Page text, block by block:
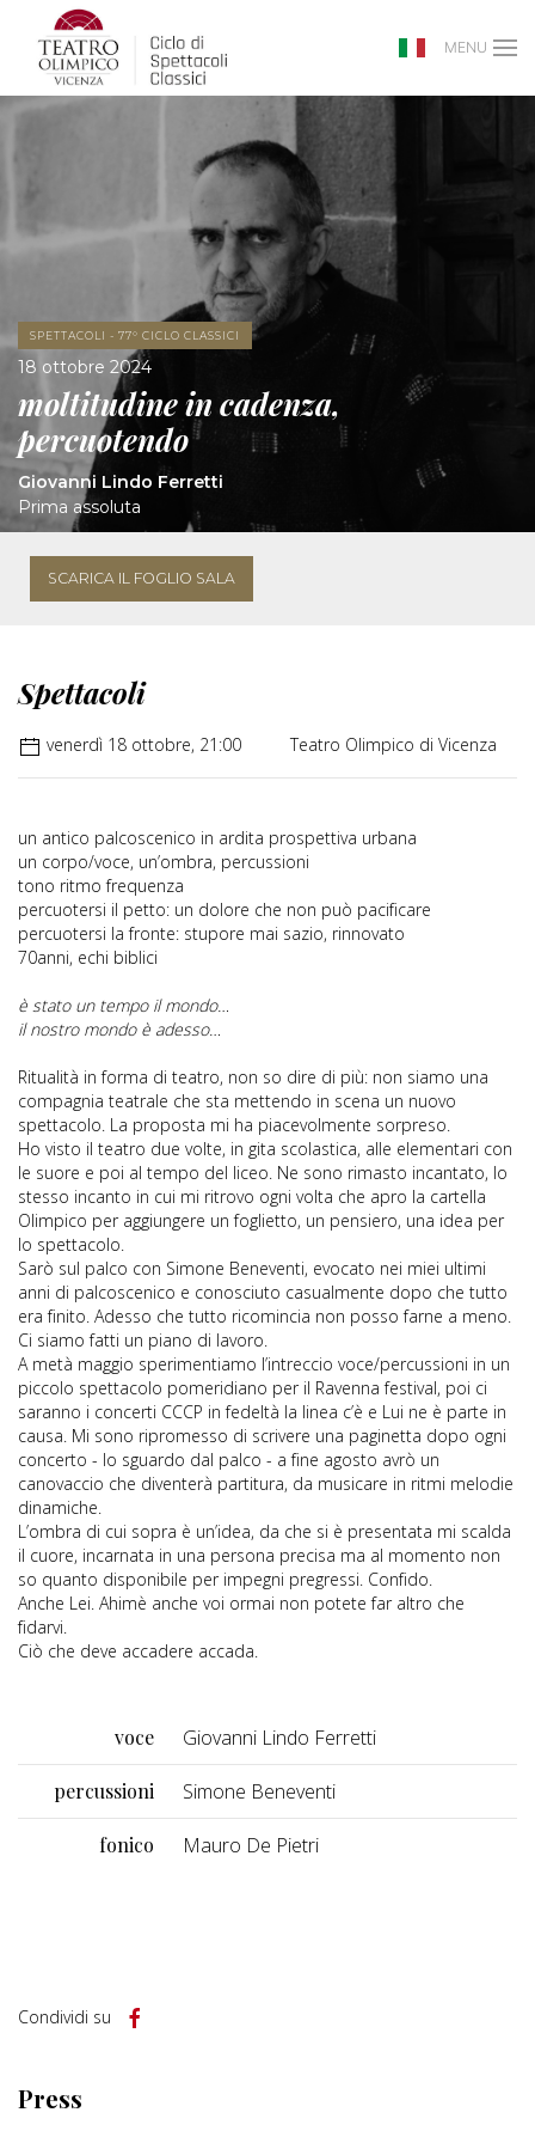
MENU
SPETTACOLI - 77° CICLO CLASSICI
18 ottobre 2024
moltitudine in cadenza,
percuotendo
Giovanni Lindo Ferretti
Prima assoluta
SCARICA IL FOGLIO SALA
Spettacoli
venerdì 18 ottobre, 21:00 Teatro Olimpico di Vicenza
un antico palcoscenico in ardita prospettiva urbana
un corpo/voce, un’ombra, percussioni
tono ritmo frequenza
percuotersi il petto: un dolore che non può pacificare
percuotersi la fronte: stupore mai sazio, rinnovato
70anni, echi biblici
è stato un tempo il mondo…
il nostro mondo è adesso…
Ritualità in forma di teatro, non so dire di più: non siamo una
compagnia teatrale che sta mettendo in scena un nuovo
spettacolo. La proposta mi ha piacevolmente sorpreso.
Ho visto il teatro due volte, in gita scolastica, alle elementari con
le suore e poi al tempo del liceo. Ne sono rimasto incantato, lo
stesso incanto in cui mi ritrovo ogni volta che apro la cartella
Olimpico per aggiungere un foglietto, un pensiero, una idea per
lo spettacolo.
Sarò sul palco con Simone Beneventi, evocato nei miei ultimi
anni di palcoscenico e conosciuto casualmente dopo che tutto
era finito. Adesso che tutto ricomincia non posso farne a meno.
Ci siamo fatti un piano di lavoro.
A metà maggio sperimentiamo l’intreccio voce/percussioni in un
piccolo spettacolo pomeridiano per il Ravenna festival, poi ci
saranno i concerti CCCP in fedeltà la linea c’è e Lui ne è parte in
causa. Mi sono ripromesso di scrivere una paginetta dopo ogni
concerto - lo sguardo dal palco - a fine agosto avrò un
canovaccio che diventerà partitura, da musicare in ritmi melodie
dinamiche.
L’ombra di cui sopra è un’idea, da che si è presentata mi scalda
il cuore, incarnata in una persona precisa ma al momento non
so quanto disponibile per impegni pregressi. Confido.
Anche Lei. Ahimè anche voi ormai non potete far altro che
fidarvi.
Ciò che deve accadere accada.
voce Giovanni Lindo Ferretti
percussioni Simone Beneventi
fonico Mauro De Pietri
Condividi su
Press